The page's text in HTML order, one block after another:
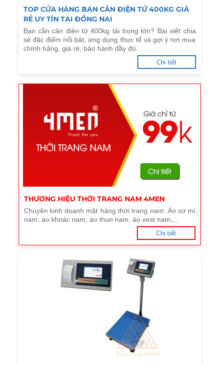
TOP CỬA HÀNG BÁN CÂN ĐIỆN TỬ 400KG GIÁ
RẺ UY TÍN TẠI ĐỒNG NAI
Bạn cần cân điện tử 400kg tải trọng lớn? Bài viết chia
sẻ đặc điểm nổi bật, ứng dụng thực tế và gợi ý nơi mua
chính hãng, giá rẻ, bảo hành đầy đủ.
Chi tiết
THƯƠNG HIỆU THỜI TRANG NAM 4MEN
Chuyên kinh doanh mặt hàng thời trang nam: Áo sơ mi
nam, áo khoác nam, áo thun nam, áo vest nam,...
Chi tiết